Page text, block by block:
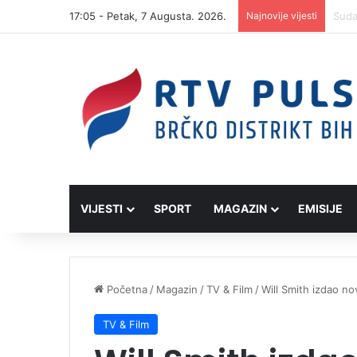
17:05 - Petak, 7 Augusta. 2026. Najnovije vijesti
VIJESTI SPORT MAGAZIN EMISIJE
Početna / Magazin /TV & Film /Will Smith izdao
TV & Film